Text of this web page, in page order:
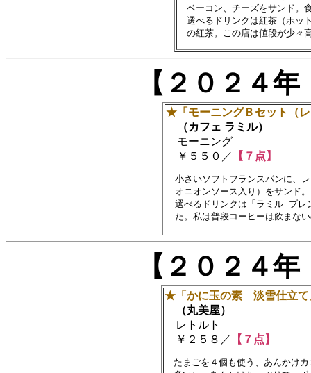
ベーコン、チーズをサンド。
選べるドリンクは紅茶（ホッ
【２０２４
★「モーニングＢセット（
（カフェ ラミル）
モーニング
￥５５０／
【７点】
小さいソフトフランスパンに、
オニオンソース入り）をサンド。
選べるドリンクは「ラミル ブレ
【２０２４
★「かに玉の素 淡雪仕立て
（丸美屋）
レトルト
￥２５８／ 【７点】
たまごを４個も使う、あんかけ